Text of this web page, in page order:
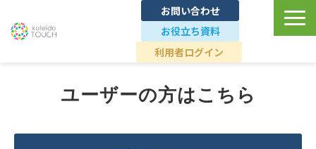
お問い合わせ
お役立ち資料
利用者ログイン
ユーザーの方はこちら